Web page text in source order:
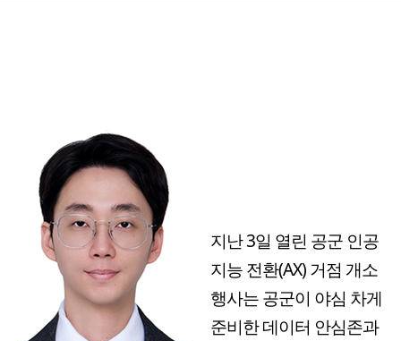
지난 3일 열린 공군 인공
지능 전환(AX) 거점 개소
행사는 공군이 야심 차게
준비한 데이터 안심존과